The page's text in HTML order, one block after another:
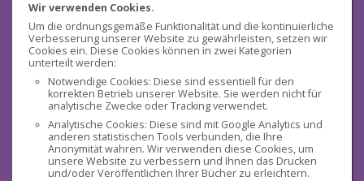
Wir verwenden Cookies.
Um die ordnungsgemäße Funktionalität und die kontinuierliche
Verbesserung unserer Website zu gewährleisten, setzen wir
Cookies ein. Diese Cookies können in zwei Kategorien
unterteilt werden:
Notwendige Cookies: Diese sind essentiell für den
korrekten Betrieb unserer Website. Sie werden nicht für
analytische Zwecke oder Tracking verwendet.
Analytische Cookies: Diese sind mit Google Analytics und
anderen statistischen Tools verbunden, die Ihre
Anonymität wahren. Wir verwenden diese Cookies, um
unsere Website zu verbessern und Ihnen das Drucken
und/oder Veröffentlichen Ihrer Bücher zu erleichtern.
Sicherheit